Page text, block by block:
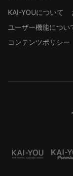
KAI-YOUについて
ユーザー機能につい
コンテンツポリシー